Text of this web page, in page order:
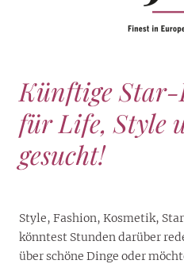
Künftige Star-
für Life, Style
gesucht!
Style, Fashion, Kosmetik,
könntest Stunden darüber
über schöne Dinge oder